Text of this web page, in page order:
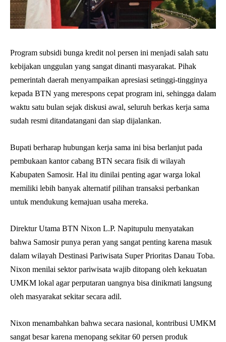
Program subsidi bunga kredit nol persen ini menjadi salah satu
kebijakan unggulan yang sangat dinanti masyarakat. Pihak
pemerintah daerah menyampaikan apresiasi setinggi-tingginya
kepada BTN yang merespons cepat program ini, sehingga dalam
waktu satu bulan sejak diskusi awal, seluruh berkas kerja sama
sudah resmi ditandatangani dan siap dijalankan.
Bupati berharap hubungan kerja sama ini bisa berlanjut pada
pembukaan kantor cabang BTN secara fisik di wilayah
Kabupaten Samosir. Hal itu dinilai penting agar warga lokal
memiliki lebih banyak alternatif pilihan transaksi perbankan
untuk mendukung kemajuan usaha mereka.
Direktur Utama BTN Nixon L.P. Napitupulu menyatakan
bahwa Samosir punya peran yang sangat penting karena masuk
dalam wilayah Destinasi Pariwisata Super Prioritas Danau Toba.
Nixon menilai sektor pariwisata wajib ditopang oleh kekuatan
UMKM lokal agar perputaran uangnya bisa dinikmati langsung
oleh masyarakat sekitar secara adil.
Nixon menambahkan bahwa secara nasional, kontribusi UMKM
sangat besar karena menopang sekitar 60 persen produk